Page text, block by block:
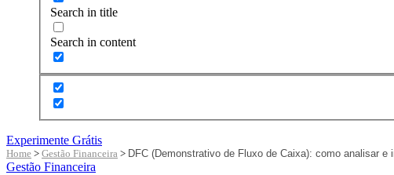
Search in title
Search in content
Experimente Grátis
Home > Gestão Financeira > DFC (Demonstrativo de Fluxo de Caixa): como analisar
Gestão Financeira